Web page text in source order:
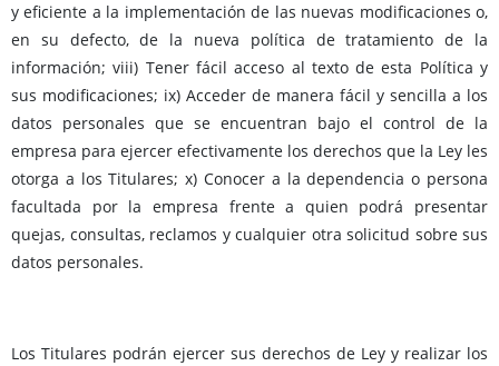
y eficiente a la implementación de las nuevas modificaciones o,
en su defecto, de la nueva política de tratamiento de la
información; viii) Tener fácil acceso al texto de esta Política y
sus modificaciones; ix) Acceder de manera fácil y sencilla a los
datos personales que se encuentran bajo el control de la
empresa para ejercer efectivamente los derechos que la Ley les
otorga a los Titulares; x) Conocer a la dependencia o persona
facultada por la empresa frente a quien podrá presentar
quejas, consultas, reclamos y cualquier otra solicitud sobre sus
datos personales.
Los Titulares podrán ejercer sus derechos de Ley y realizar los